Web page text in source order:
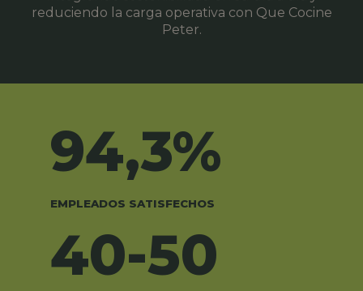
reduciendo la carga operativa con Que Cocine
Peter.
94,3%
EMPLEADOS SATISFECHOS
40-50